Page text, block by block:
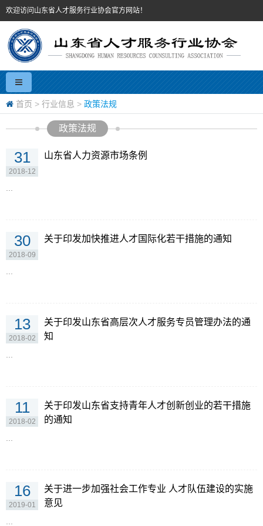
欢迎访问山东省人才服务行业协会官方网站！
首页 > 行业信息 > 政策法规
政策法规
31
2018-12
山东省人力资源市场条例
30
2018-09
关于印发加快推进人才国际化若干措施的通知
13
2018-02
关于印发山东省高层次人才服务专员管理办法的通
知
11
2018-02
关于印发山东省支持青年人才创新创业的若干措施
的通知
16
2019-01
关于进一步加强社会工作专业 人才队伍建设的实施
意见